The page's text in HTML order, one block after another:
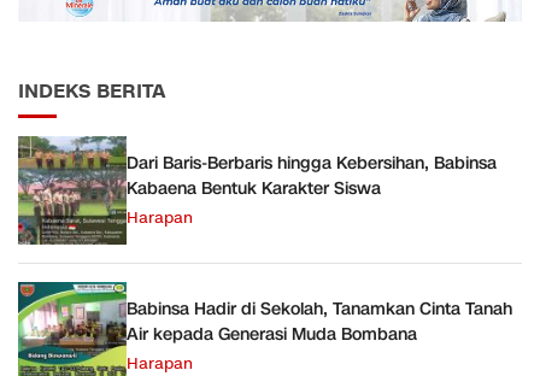
INDEKS BERITA
Dari Baris-Berbaris hingga Kebersihan, Babinsa
Kabaena Bentuk Karakter Siswa
Harapan
Babinsa Hadir di Sekolah, Tanamkan Cinta Tanah
Air kepada Generasi Muda Bombana
Harapan